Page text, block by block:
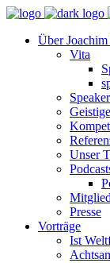
Über
Vita
Unser
Presse
Vorträge
Ist